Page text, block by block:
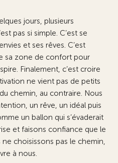
jours, plusieurs
pas si simple. C’est se
et ses rêves. C’est
sa zone de confort pour
Finalement, c’est croire
ne vient pas de petits
chemin, au contraire. Nous
un rêve, un idéal puis
un ballon qui s’évaderait
et faisons confiance que le
choisissons pas le chemin,
à nous.